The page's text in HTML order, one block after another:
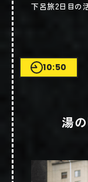
下呂旅2日目の
湯
10:50